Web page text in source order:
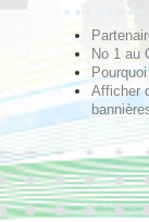
No 1 au
Afficher